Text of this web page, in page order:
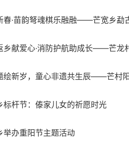
春·苗韵弩魂棋乐融融——芒宽乡勐
乡献爱心·消防护航助成长——芒龙
绘新岁，童心非遗共生辰——芒村
标杆节：傣家儿女的祈愿时光
举办重阳节主题活动